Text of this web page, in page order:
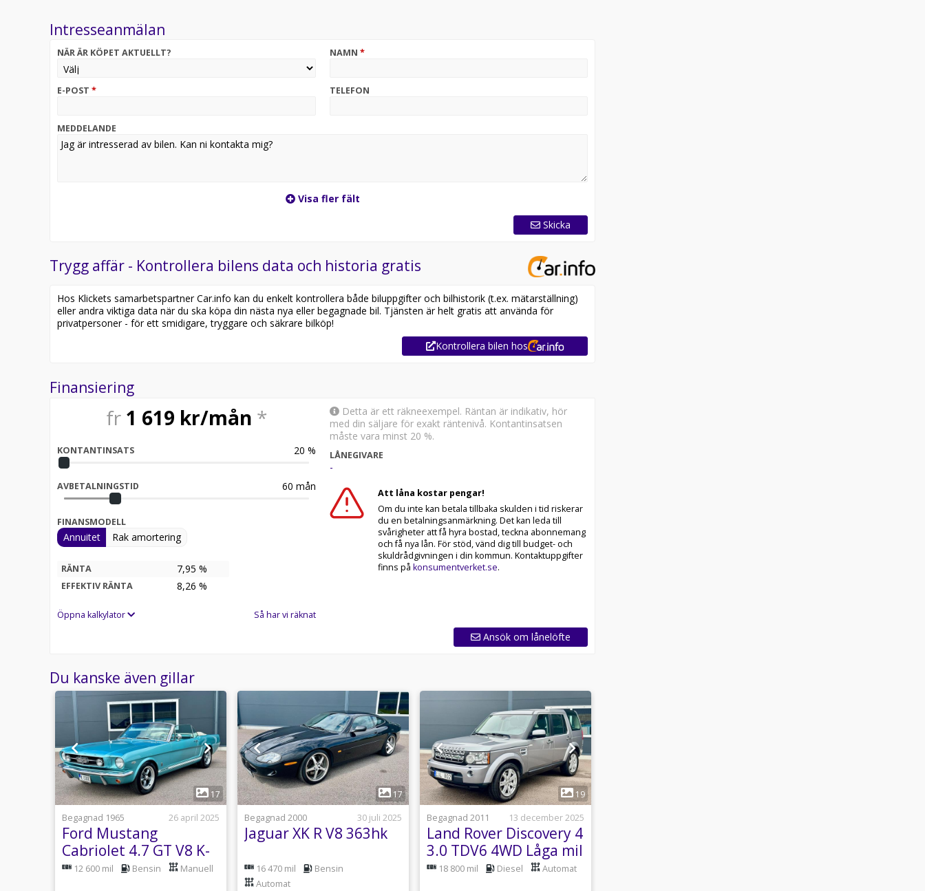
Intresseanmälan
NÄR ÄR KÖPET AKTUELLT? NAMN *
E-POST * TELEFON
MEDDELANDE
Visa fler fält
Skicka
Trygg affär - Kontrollera bilens data och historia gratis
Hos Klickets samarbetspartner Car.info kan du enkelt kontrollera både biluppgifter och bilhistorik (t.ex. mätarställning)
eller andra viktiga data när du ska köpa din nästa nya eller begagnade bil. Tjänsten är helt gratis att använda för
privatpersoner - för ett smidigare, tryggare och säkrare bilköp!
Kontrollera bilen hos
Finansiering
fr 1 619 kr/mån *
KONTANTINSATS 20 %
AVBETALNINGSTID 60 mån
FINANSMODELL
Annuitet Rak amortering
RÄNTA 7,95 %
EFFEKTIV RÄNTA 8,26 %
Öppna kalkylator Så har vi räknat
Detta är ett räkneexempel. Räntan är indikativ, hör
med din säljare för exakt räntenivå. Kontantinsatsen
måste vara minst 20 %.
LÅNEGIVARE
-
Att låna kostar pengar!
Om du inte kan betala tillbaka skulden i tid riskerar
du en betalningsanmärkning. Det kan leda till
svårigheter att få hyra bostad, teckna abonnemang
och få nya lån. För stöd, vänd dig till budget- och
skuldrådgivningen i din kommun. Kontaktuppgifter
finns på konsumentverket.se.
Ansök om lånelöfte
Du kanske även gillar
1
17
Begagnad 1965
26 april 2025
Ford Mustang
Cabriolet 4.7 GT V8 K-
code Unik extremt
12 600 mil Bensin Manuell
1
17
Begagnad 2000
30 juli 2025
Jaguar XK R V8 363hk
16 470 mil
Bensin
Automat
1
19
Begagnad 2011
13 december 2025
Land Rover Discovery 4
3.0 TDV6 4WD Låga mil
18 800 mil Diesel Automat